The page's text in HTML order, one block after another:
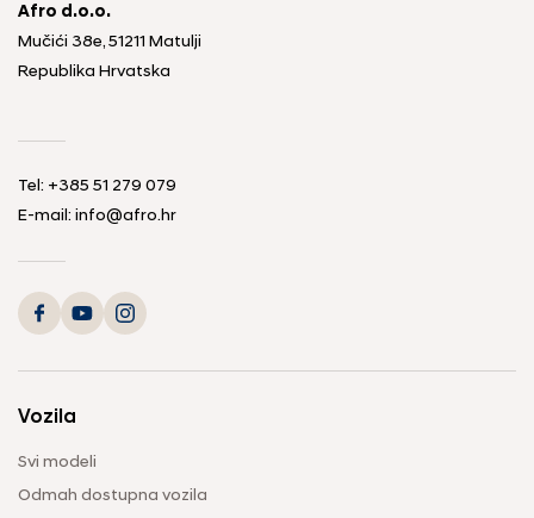
Afro d.o.o.
Mučići 38e, 51211 Matulji
Republika Hrvatska
Tel: +385 51 279 079
E-mail: info@afro.hr
Vozila
Svi modeli
Odmah dostupna vozila